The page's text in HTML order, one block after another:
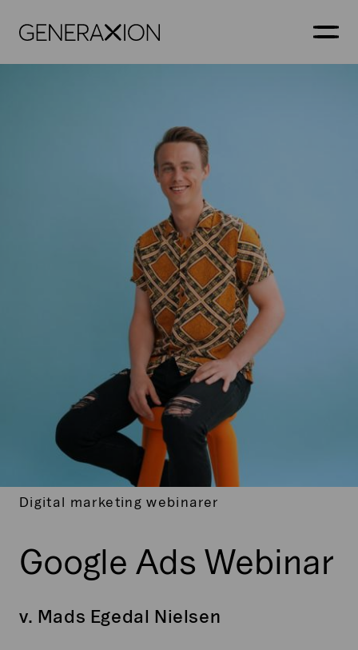
Generaxion
Digital marketing webinarer
Google Ads Webinar
v. Mads Egedal Nielsen